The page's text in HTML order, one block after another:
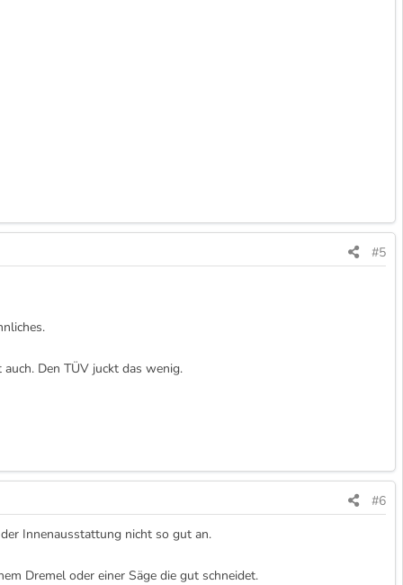
#5
Den TÜV juckt das wenig.
#6
Innenausstattung nicht so gut an.
Dremel oder einer Säge die gut schneidet.